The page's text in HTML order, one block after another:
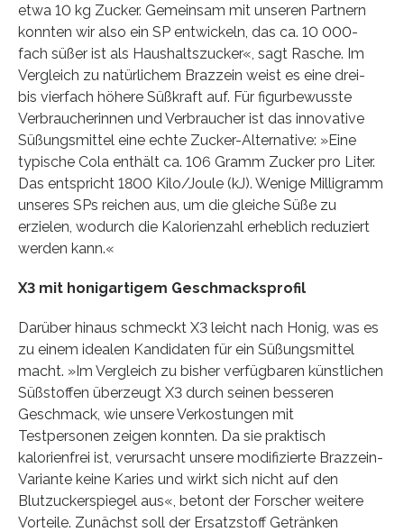
etwa 10 kg Zucker. Gemeinsam mit unseren Partnern
konnten wir also ein SP entwickeln, das ca. 10 000-
fach süßer ist als Haushaltszucker«, sagt Rasche. Im
Vergleich zu natürlichem Brazzein weist es eine drei-
bis vierfach höhere Süßkraft auf. Für figurbewusste
Verbraucherinnen und Verbraucher ist das innovative
Süßungsmittel eine echte Zucker-Alternative: »Eine
typische Cola enthält ca. 106 Gramm Zucker pro Liter.
Das entspricht 1800 Kilo/Joule (kJ). Wenige Milligramm
unseres SPs reichen aus, um die gleiche Süße zu
erzielen, wodurch die Kalorienzahl erheblich reduziert
werden kann.«
X3 mit honigartigem Geschmacksprofil
Darüber hinaus schmeckt X3 leicht nach Honig, was es
zu einem idealen Kandidaten für ein Süßungsmittel
macht. »Im Vergleich zu bisher verfügbaren künstlichen
Süßstoffen überzeugt X3 durch seinen besseren
Geschmack, wie unsere Verkostungen mit
Testpersonen zeigen konnten. Da sie praktisch
kalorienfrei ist, verursacht unsere modifizierte Brazzein-
Variante keine Karies und wirkt sich nicht auf den
Blutzuckerspiegel aus«, betont der Forscher weitere
Vorteile. Zunächst soll der Ersatzstoff Getränken